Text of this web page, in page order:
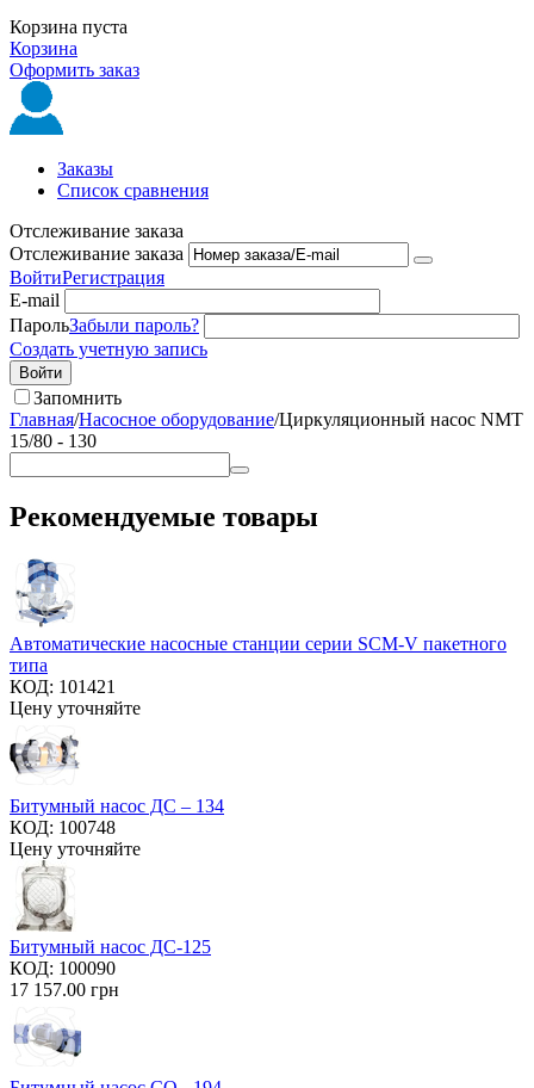
Корзина пуста
Корзина
Оформить заказ
Заказы
Список сравнения
Отслеживание заказа
Отслеживание заказа
ВойтиРегистрация
E-mail
ПарольЗабыли пароль?
Создать учетную запись
Войти
Запомнить
Главная/Насосное оборудование/Циркуляционный насос NMT
15/80 - 130
Рекомендуемые товары
Автоматические насосные станции серии SCM-V пакетного
типа
КОД: 101421
Цену уточняйте
Битумный насос ДС – 134
КОД: 100748
Цену уточняйте
Битумный насос ДС-125
КОД: 100090
17 157.00 грн